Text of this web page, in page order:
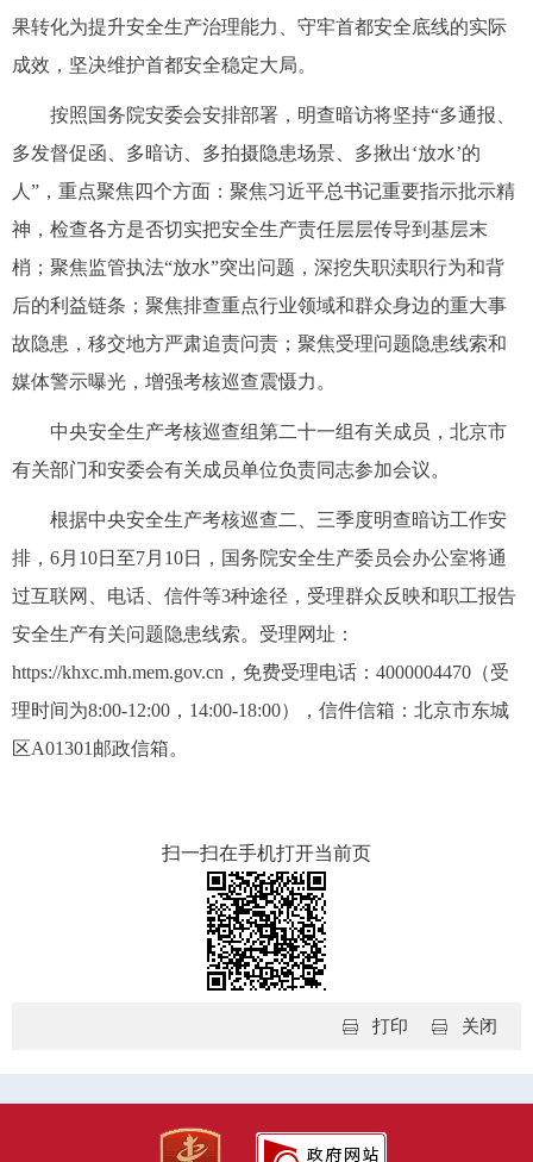
果转化为提升安全生产治理能力、守牢首都安全底线的实际
成效，坚决维护首都安全稳定大局。
按照国务院安委会安排部署，明查暗访将坚持“多通报、
多发督促函、多暗访、多拍摄隐患场景、多揪出‘放水’的
人”，重点聚焦四个方面：聚焦习近平总书记重要指示批示精
神，检查各方是否切实把安全生产责任层层传导到基层末
梢；聚焦监管执法“放水”突出问题，深挖失职渎职行为和背
后的利益链条；聚焦排查重点行业领域和群众身边的重大事
故隐患，移交地方严肃追责问责；聚焦受理问题隐患线索和
媒体警示曝光，增强考核巡查震慑力。
中央安全生产考核巡查组第二十一组有关成员，北京市
有关部门和安委会有关成员单位负责同志参加会议。
根据中央安全生产考核巡查二、三季度明查暗访工作安
排，6月10日至7月10日，国务院安全生产委员会办公室将通
过互联网、电话、信件等3种途径，受理群众反映和职工报告
安全生产有关问题隐患线索。受理网址：
https://khxc.mh.mem.gov.cn，免费受理电话：4000004470（受
理时间为8:00-12:00，14:00-18:00），信件信箱：北京市东城
区A01301邮政信箱。
扫一扫在手机打开当前页
关闭
打印